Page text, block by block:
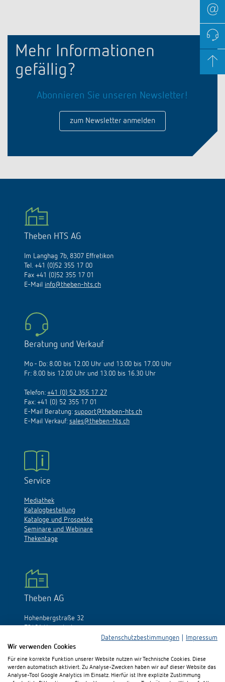
Mehr Informationen
gefällig?
Abonnieren Sie unseren Newsletter!
zum Newsletter anmelden
Theben HTS AG
Im Langhag 7b, 8307 Effretikon
Tel. +41 (0)52 355 17 00
Fax +41 (0)52 355 17 01
E-Mail info@theben-hts.ch
Beratung und Verkauf
Mo - Do: 8.00 bis 12.00 Uhr und 13.00 bis 17.00 Uhr
Fr: 8.00 bis 12.00 Uhr und 13.00 bis 16.30 Uhr
Telefon: +41 (0) 52 355 17 27
Fax: +41 (0) 52 355 17 01
E-Mail Beratung: support@theben-hts.ch
E-Mail Verkauf: sales@theben-hts.ch
Service
Mediathek
Katalogbestellung
Kataloge und Prospekte
Seminare und Webinare
Thekentage
Theben AG
Hohenbergstraße 32
Fax: +49 (0)74 74/692-150
E-Mail:info@theben.de
Datenschutzbestimmungen
Impressum
Wir verwenden Cookies
Für eine korrekte Funktion unserer Website nutzen wir Technische Cookies. Diese
werden automatisch aktiviert. Zu Analyse-Zwecken haben wir auf dieser Website das
Analyse-Tool Google Analytics im Einsatz. Hierfür ist Ihre explizite Zustimmung